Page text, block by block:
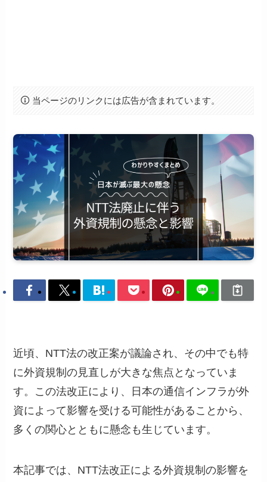
当ページのリンクには広告が含まれています。
近頃、NTT法の改正案が議論され、その中でも特
に外資規制の見直しが大きな焦点となっていま
す。この法改正により、日本の通信インフラが外
資によって影響を受ける可能性があることから、
多くの関心とともに懸念も生じています。
本記事では、NTT法改正による外資規制の影響を